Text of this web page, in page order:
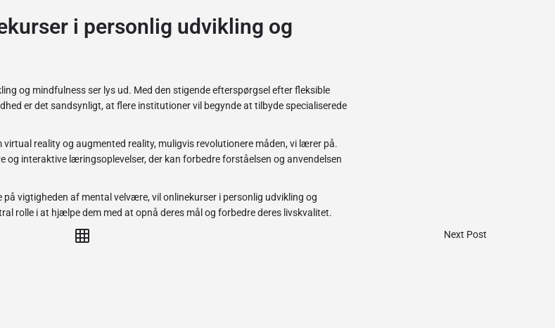
i personlig udvikling og
og mindfulness ser lys ud. Med den stigende efterspørgsel efter fleksible
er det sandsynligt, at flere institutioner vil begynde at tilbyde specialiserede
reality og augmented reality, muligvis revolutionere måden, vi lærer på.
og interaktive læringsoplevelser, der kan forbedre forståelsen og anvendelsen
vigtigheden af mental velvære, vil onlinekurser i personlig udvikling og
rolle i at hjælpe dem med at opnå deres mål og forbedre deres livskvalitet.
Next Post